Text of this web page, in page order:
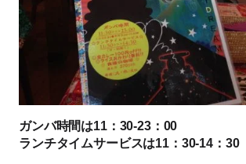
ガンバ時間は11：30-23：00
ランチタイムサービスは11：30-14：30